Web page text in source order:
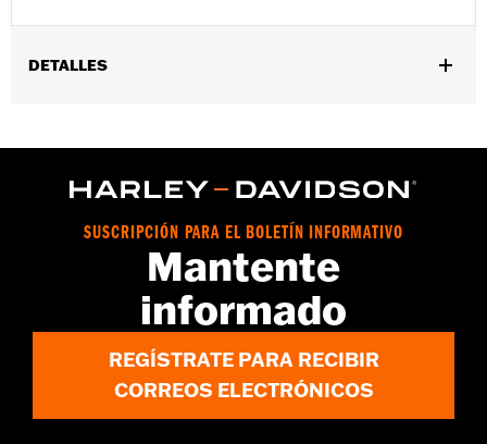
DETALLES
soporte lateral requieren el kit de reubicación N.º de pieza
67900127.
Installation Instructions
false
1 año de garantía limitada – Consulta
para más información
SUSCRIPCIÓN PARA EL BOLETÍN INFORMATIVO
Mantente
informado
REGÍSTRATE PARA RECIBIR
CORREOS ELECTRÓNICOS